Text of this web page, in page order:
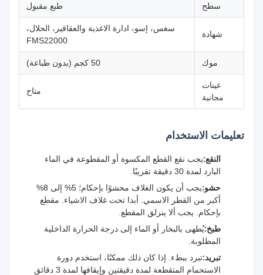
سطح طبع مقبول
شهادة
سغس، إسو، ادارة الاغذية والعقاقير، الحلال،
FMS22000
موك 50 كجم (بدون طباعة)
عينات
مجانية
متاح
تعليمات الاستخدام
النقع:يجب نقع القطع المكسوة أو المقطوعة في الماء
البارد لمدة 30 دقيقة تقريبًا.
حشو:
يجب أن يكون الغلاف محشوًا بإحكام؛ 5% إلى 8%
أكبر من القطر الاسمي. أبدا تحت غلاف الاشياء. مقطع
بإحكام. يجب ألا ينزلق المقطع.
طبخ:يُطهى بالبخار أو الماء إلى درجة الحرارة الداخلية
المطلوبة.
تبريد:تبرد ببطء. إذا كان ذلك ممكنًا، استخدم دورة
الاستحمام المتقطعة لمدة دقيقتين وإيقافها لمدة 3 دقائق